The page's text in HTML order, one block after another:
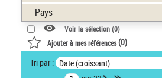
Pays
Voir la sélection (0)
Ajouter à mes références(0)
Tri par : Date (croissant)